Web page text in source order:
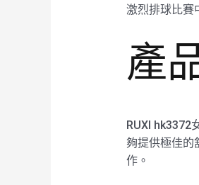
激烈排球比賽
產
RUXI hk3372
夠提供極佳的
作。